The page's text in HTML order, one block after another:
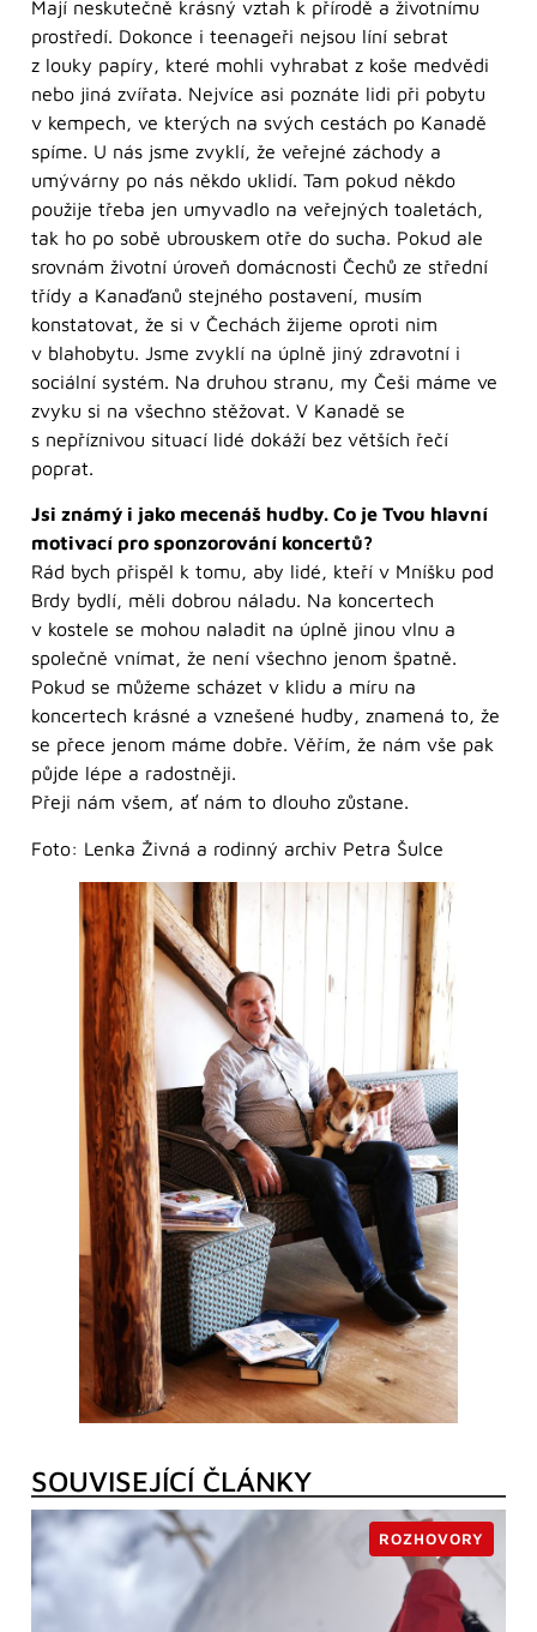
Mají neskutečně krásný vztah k přírodě a životnímu
prostředí. Dokonce i teenageři nejsou líní sebrat
z louky papíry, které mohli vyhrabat z koše medvědi
nebo jiná zvířata. Nejvíce asi poznáte lidi při pobytu
v kempech, ve kterých na svých cestách po Kanadě
spíme. U nás jsme zvyklí, že veřejné záchody a
umývárny po nás někdo uklidí. Tam pokud někdo
použije třeba jen umyvadlo na veřejných toaletách,
tak ho po sobě ubrouskem otře do sucha. Pokud ale
srovnám životní úroveň domácnosti Čechů ze střední
třídy a Kanaďanů stejného postavení, musím
konstatovat, že si v Čechách žijeme oproti nim
v blahobytu. Jsme zvyklí na úplně jiný zdravotní i
sociální systém. Na druhou stranu, my Češi máme ve
zvyku si na všechno stěžovat. V Kanadě se
s nepříznivou situací lidé dokáží bez větších řečí
poprat.
Jsi známý i jako mecenáš hudby. Co je Tvou hlavní
motivací pro sponzorování koncertů?
Rád bych přispěl k tomu, aby lidé, kteří v Mníšku pod
Brdy bydlí, měli dobrou náladu. Na koncertech
v kostele se mohou naladit na úplně jinou vlnu a
společně vnímat, že není všechno jenom špatně.
Pokud se můžeme scházet v klidu a míru na
koncertech krásné a vznešené hudby, znamená to, že
se přece jenom máme dobře. Věřím, že nám vše pak
půjde lépe a radostněji.
Přeji nám všem, ať nám to dlouho zůstane.
Foto: Lenka Živná a rodinný archiv Petra Šulce
SOUVISEJÍCÍ ČLÁNKY
ROZHOVORY